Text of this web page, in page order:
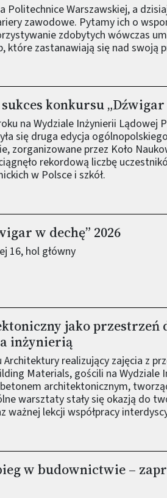
Politechnice Warszawskiej, a
zawodowe. Pytamy ich o
zdobytych wówczas
które zastanawiają się nad swoją
konkursu „Dźwigar
na Wydziale Inżynierii Lądowej
się druga edycja
zorganizowane przez Koło
rekordową liczbę
w Polsce i szkół.
w dechę” 2026
16, hol główny
jako przestrzeń
inżynierią
Architektury realizujący zajęcia z
Materials, gościli na Wydziale
architektonicznym,
warsztaty stały się okazją do
ważnej lekcji współpracy
w budownictwie –